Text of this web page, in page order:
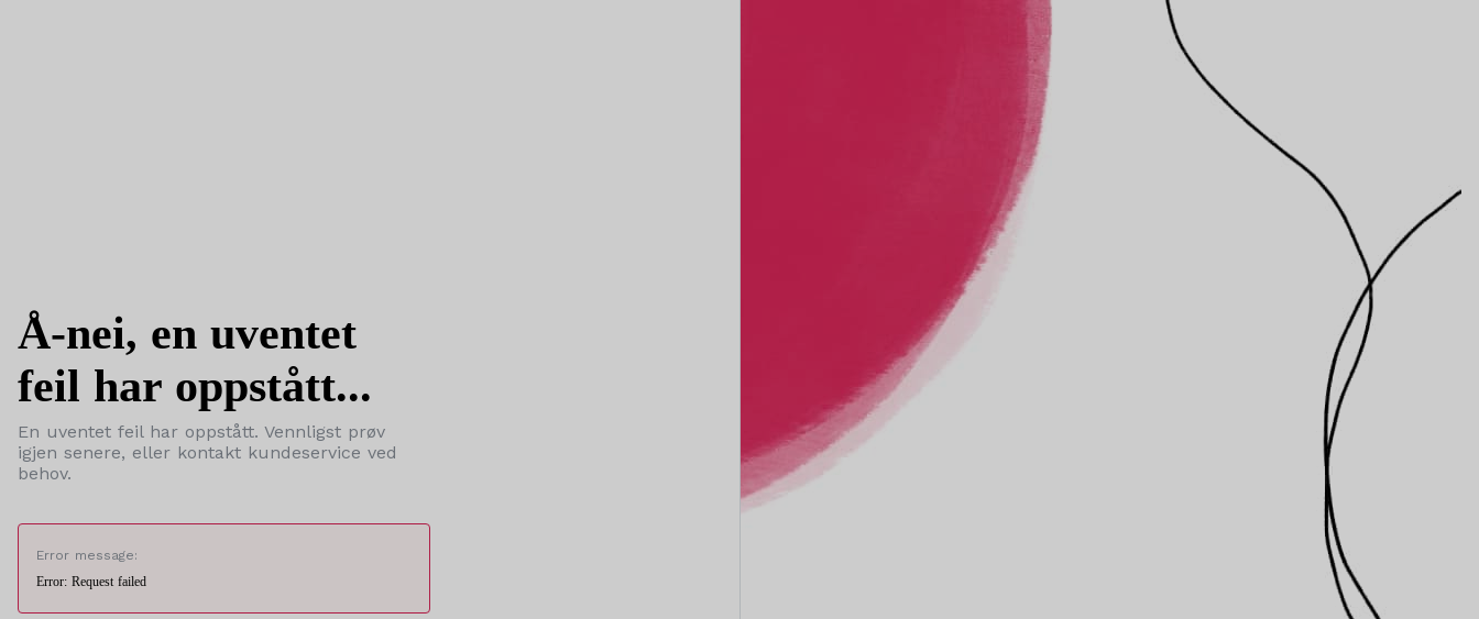
Å-nei, en uventet
feil har oppstått...
En uventet feil har oppstått. Vennligst prøv
igjen senere, eller kontakt kundeservice ved
behov.
Error message:
Error: Request failed